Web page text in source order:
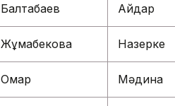
Балтабаев Айдар
Жұмабекова Назерке
Омар Мәдина